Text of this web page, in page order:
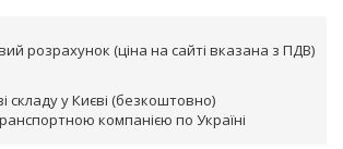
розрахунок (ціна на сайті вказана з ПДВ)
складу у Києві (безкоштовно)
компанією по Україні